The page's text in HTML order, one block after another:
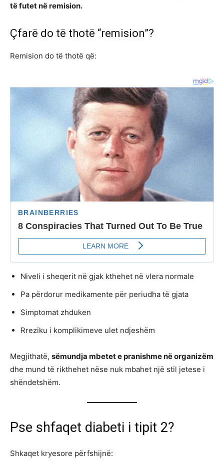
të futet në remision.
Çfarë do të thotë “remision”?
Remision do të thotë që:
Niveli i sheqerit në gjak kthehet në vlera normale
Pa përdorur medikamente për periudha të gjata
Simptomat zhduken
Rreziku i komplikimeve ulet ndjeshëm
Megjithatë, sëmundja mbetet e pranishme në organizëm
dhe mund të rikthehet nëse nuk mbahet një stil jetese i
shëndetshëm.
Pse shfaqet diabeti i tipit 2?
Shkaqet kryesore përfshijnë: